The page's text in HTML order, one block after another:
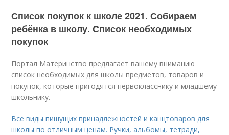
Список покупок к школе 2021. Собираем
ребёнка в школу. Список необходимых
покупок
Портал Материнство предлагает вашему вниманию
список необходимых для школы предметов, товаров и
покупок, которые пригодятся первокласснику и младшему
школьнику.
Все виды пишущих принадлежностей и канцтоваров для
школы по отличным ценам. Ручки, альбомы, тетради,